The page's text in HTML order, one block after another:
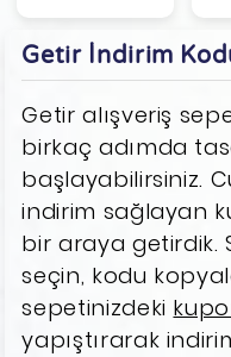
Getir İndirim
Getir alışveriş
birkaç adımda
başlayabilirsiniz.
indirim sağlayan
bir araya getirdik.
seçin, kodu
sepetinizdeki
yapıştırarak